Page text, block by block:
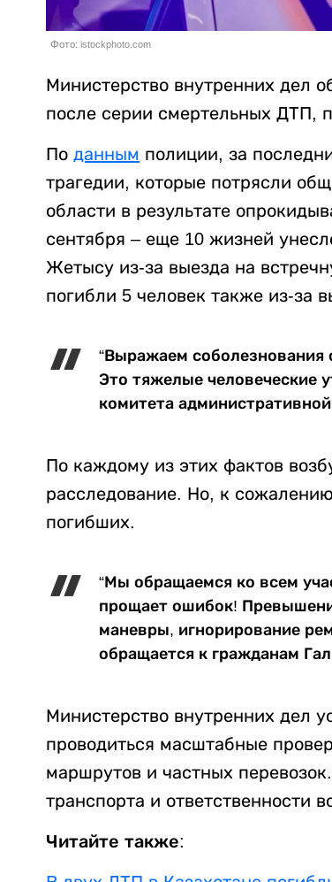
Фото: istockphoto.com
Министерство внутренних дел
после серии смертельных ДТП,
По данным полиции, за
трагедии, которые потрясли
области в результате
сентября – еще 10 жизней
Жетысу из-за выезда на
погибли 5 человек также из-за
“Выражаем соболезнования
Это тяжелые человеческие
комитета
По каждому из этих фактов
расследование. Но, к
погибших.
“Мы обращаемся ко всем
прощает ошибок!
маневры, игнорирование
обращается к гражданам
Министерство внутренних дел
проводиться масштабные
маршрутов и частных
транспорта и ответственности
Читайте также: